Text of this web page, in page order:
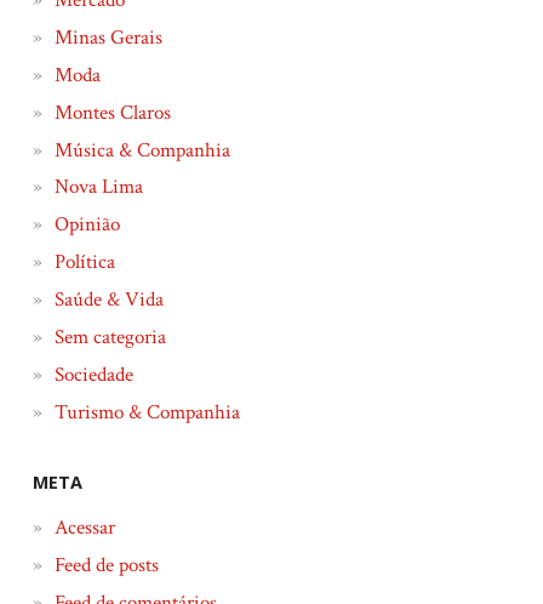
Minas Gerais
Moda
Montes Claros
Música & Companhia
Nova Lima
Opinião
Política
Saúde & Vida
Sem categoria
Sociedade
Turismo & Companhia
META
Acessar
Feed de posts